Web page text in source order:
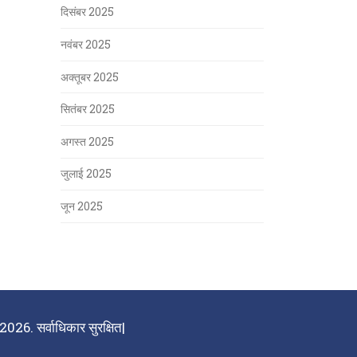
दिसंबर 2025
नवंबर 2025
अक्तूबर 2025
सितंबर 2025
अगस्त 2025
जुलाई 2025
जून 2025
सर्वाधिकार सुरक्षित|